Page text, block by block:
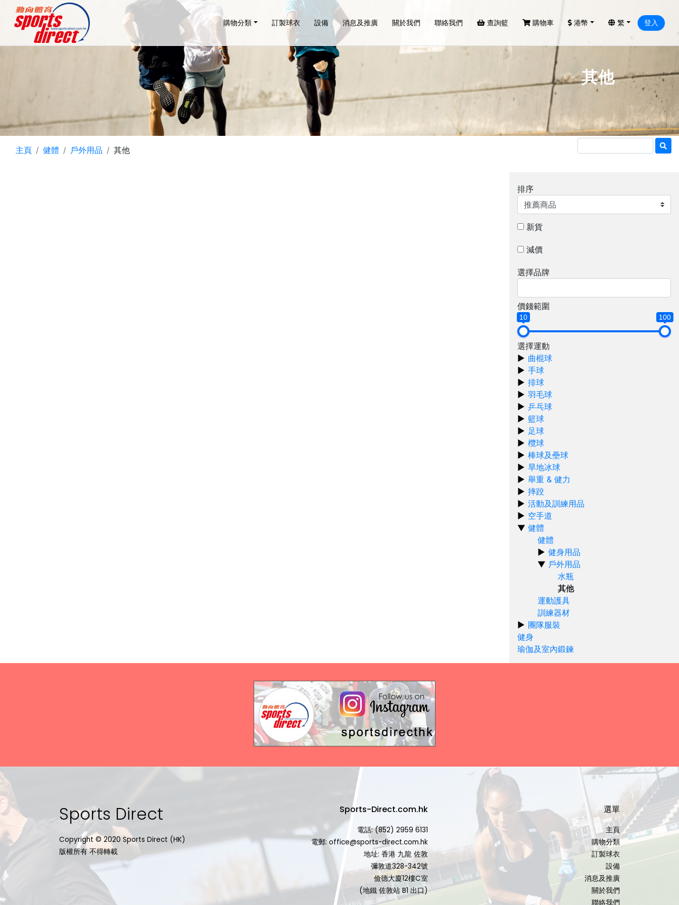
購物分類 訂製球衣 設備 消息及推廣 關於我們 聯絡我們 查詢籃 購物車 港幣 繁 登入
其他
主頁 健體 戶外用品 其他
排序
新貨
減價
選擇品牌
價錢範圍
10 100
選擇運動
曲棍球
手球
排球
羽毛球
乒乓球
籃球
足球
欖球
棒球及壘球
旱地冰球
舉重 & 健力
摔跤
活動及訓練用品
空手道
健體
健體
健身用品
戶外用品
水瓶
其他
運動護具
訓練器材
團隊服裝
健身
瑜伽及室內鍛鍊
Sports Direct
Copyright © 2020 Sports Direct (HK)
版權所有 不得轉載
Sports-Direct.com.hk
電話: (852) 2959 6131
電郵: office@sports-direct.com.hk
地址: 香港 九龍 佐敦
彌敦道328-342號
儉德大廈12樓C室
(地鐵 佐敦站 B1 出口)
選單
主頁
購物分類
訂製球衣
設備
消息及推廣
關於我們
聯絡我們